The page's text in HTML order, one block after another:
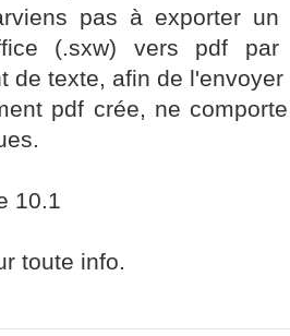
pas à exporter un
(.sxw) vers pdf
de texte, afin de l'envoyer
pdf crée, ne
10.1
toute info.